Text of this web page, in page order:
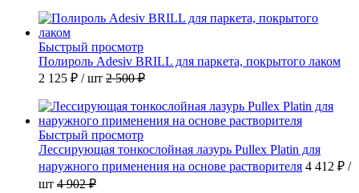
Быстрый просмотр
Полироль Adesiv BRILL для паркета, покрытого лаком
2 125 ₽ / шт 2 500 ₽
Быстрый просмотр
Лессирующая тонкослойная лазурь Pullex Platin для
наружного применения на основе растворителя 4 412 ₽ /
шт 4 902 ₽